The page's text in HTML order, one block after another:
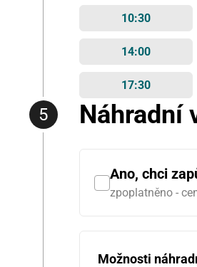
10:30
14:00
17:30
Náhradní
Ano, chci
zpoplatněno -
Možnosti